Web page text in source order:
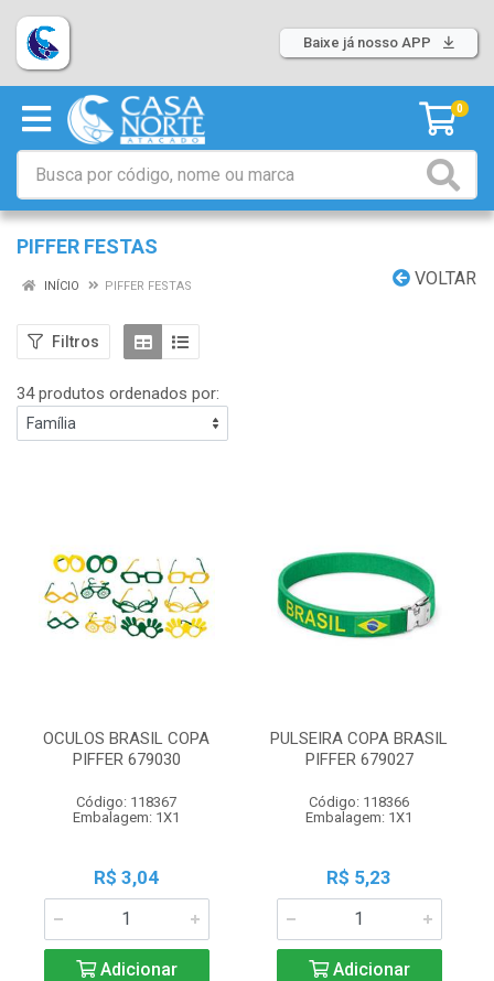
Baixe já nosso APP
0
PIFFER FESTAS
VOLTAR
INÍCIO PIFFER FESTAS
Filtros
34 produtos ordenados por:
OCULOS BRASIL COPA
PIFFER 679030
Código: 118367
Embalagem: 1X1
R$ 3,04
Adicionar
PULSEIRA COPA BRASIL
PIFFER 679027
Código: 118366
Embalagem: 1X1
R$ 5,23
Adicionar